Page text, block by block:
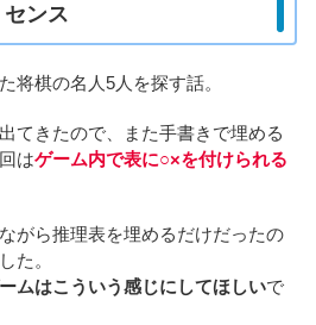
ンス
将棋の名人5人を探す話。
てきたので、また手書きで埋める
はゲーム内で表に○×を付けられる
がら推理表を埋めるだけだったの
た。
ムはこういう感じにしてほしいで